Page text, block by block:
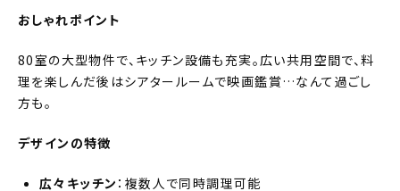
おしゃれポイント
80室の大型物件で、キッチン設備も充実。広い共用空間で、料
理を楽しんだ後はシアタールームで映画鑑賞…なんて過ごし
方も。
デザインの特徴
広々キッチン ：複数人で同時調理可能